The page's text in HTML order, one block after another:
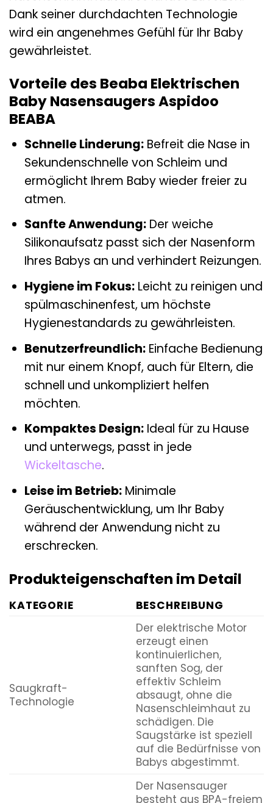
Dank seiner durchdachten Technologie
wird ein angenehmes Gefühl für Ihr Baby
gewährleistet.
Vorteile des Beaba Elektrischen
Baby Nasensaugers Aspidoo
BEABA
Schnelle Linderung:Befreit die Nase in
Sekundenschnelle von Schleim und
ermöglicht Ihrem Baby wieder freier zu
atmen.
Sanfte Anwendung:Der weiche
Silikonaufsatz passt sich der Nasenform
Ihres Babys an und verhindert Reizungen.
Hygiene im Fokus:Leicht zu reinigen und
spülmaschinenfest, um höchste
Hygienestandards zu gewährleisten.
Benutzerfreundlich:Einfache Bedienung
mit nur einem Knopf, auch für Eltern, die
schnell und unkompliziert helfen
möchten.
Kompaktes Design:Ideal für zu Hause
und unterwegs, passt in jede
Wickeltasche.
Leise im Betrieb:Minimale
Geräuschentwicklung, um Ihr Baby
während der Anwendung nicht zu
erschrecken.
Produkteigenschaften im Detail
KATEGORIE BESCHREIBUNG
Saugkraft-
Technologie
Der elektrische Motor
erzeugt einen
kontinuierlichen,
sanften Sog, der
effektiv Schleim
absaugt, ohne die
Nasenschleimhaut zu
schädigen. Die
Saugstärke ist speziell
auf die Bedürfnisse von
Babys abgestimmt.
Der Nasensauger
besteht aus BPA-freiem